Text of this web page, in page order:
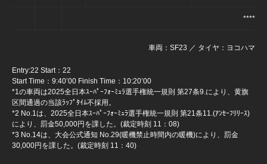
*****
車両：SF23 ／ タイヤ：ヨコハマ
Entry:22 Start：22
Start Time：9:40’00 Finish Time：10:20’00
*1の車両は2025全日本ｽｰﾊﾟｰﾌｫｰﾐｭﾗ選手権統一規則 第27条9.により、黄旗
区間通過の当該ﾗｯﾌﾟﾀｲﾑ不採用。
*2 No.1は、2025全日本ｽｰﾊﾟｰﾌｫｰﾐｭﾗ選手権統一規則 第21条11.(ｱﾝｾｰﾌﾘﾘｰｽ)
により、罰金50,000円を課した。(裁定時刻 11：08)
*3 No.14は、大会公式通知 No.29(暖機禁止時間内の暖機)により、罰金
30,000円を課した。(裁定時刻 11：40)